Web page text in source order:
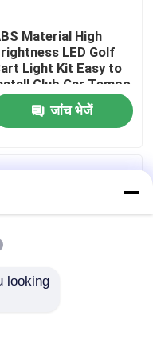
Material High
LED Golf
Light Kit Easy to
Club Car Tempo
जांच भेजें
looking